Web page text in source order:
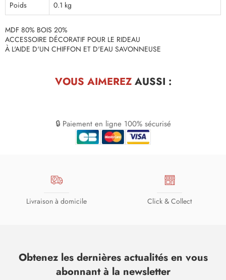
Poids
0.1 kg
MDF 80% BOIS 20%
ACCESSOIRE DÉCORATIF POUR LE RIDEAU
À L'AIDE D'UN CHIFFON ET D'EAU SAVONNEUSE
VOUS AIMEREZAUSSI :
🔒 Paiement en ligne 100% sécurisé
Livraison à domicile Click & Collect
Obtenez les dernières actualités en vous
abonnant à la newsletter